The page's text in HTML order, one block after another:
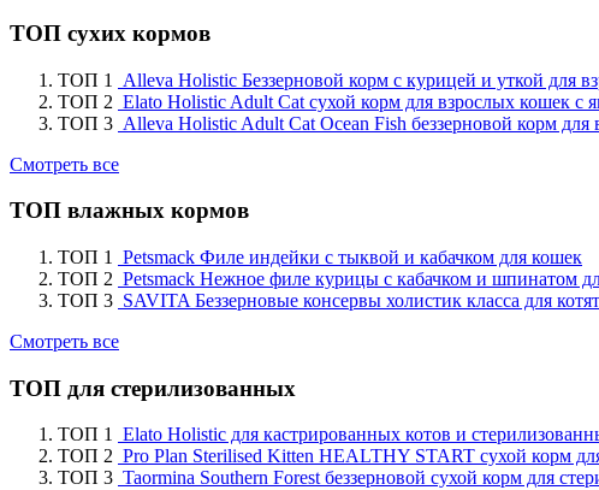
ТОП сухих кормов
ТОП 1
Alleva Holistic Беззерновой корм с курицей и уткой для
ТОП 2 Elato Holistic Adult Cat сухой корм для взрослых кошек с
ТОП 3 Alleva Holistic Adult Cat Ocean Fish беззерновой корм
Смотреть все
ТОП влажных кормов
ТОП 1
Petsmack Филе индейки с тыквой и кабачком для кошек
ТОП 2 Petsmack Нежное филе курицы с кабачком и шпинатом
ТОП 3 SAVITA Беззерновые консервы холистик класса для
Смотреть все
ТОП для стерилизованных
ТОП 1 Elato Holistic для кастрированных котов и
ТОП 2 Pro Plan Sterilised Kitten HEALTHY START сухой корм
ТОП 3 Taormina Southern Forest беззерновой сухой корм для